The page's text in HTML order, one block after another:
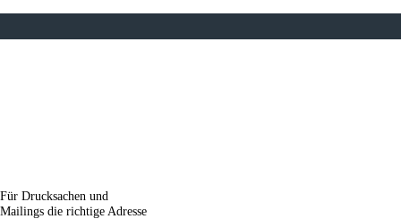
Für Drucksachen und
Mailings die richtige Adresse